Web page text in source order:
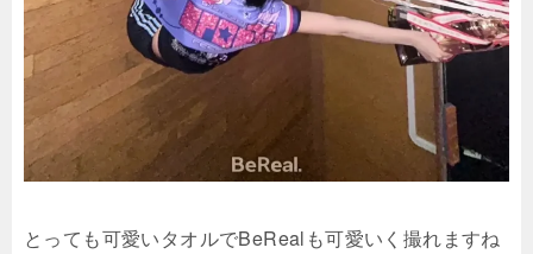
とっても可愛いタオルでBeRealも可愛いく撮れますね